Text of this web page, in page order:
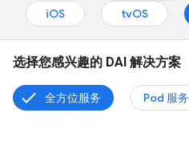
iOS
tvOS
选择您感兴趣的 DAI 解决方案
全方位服务 Pod 服务